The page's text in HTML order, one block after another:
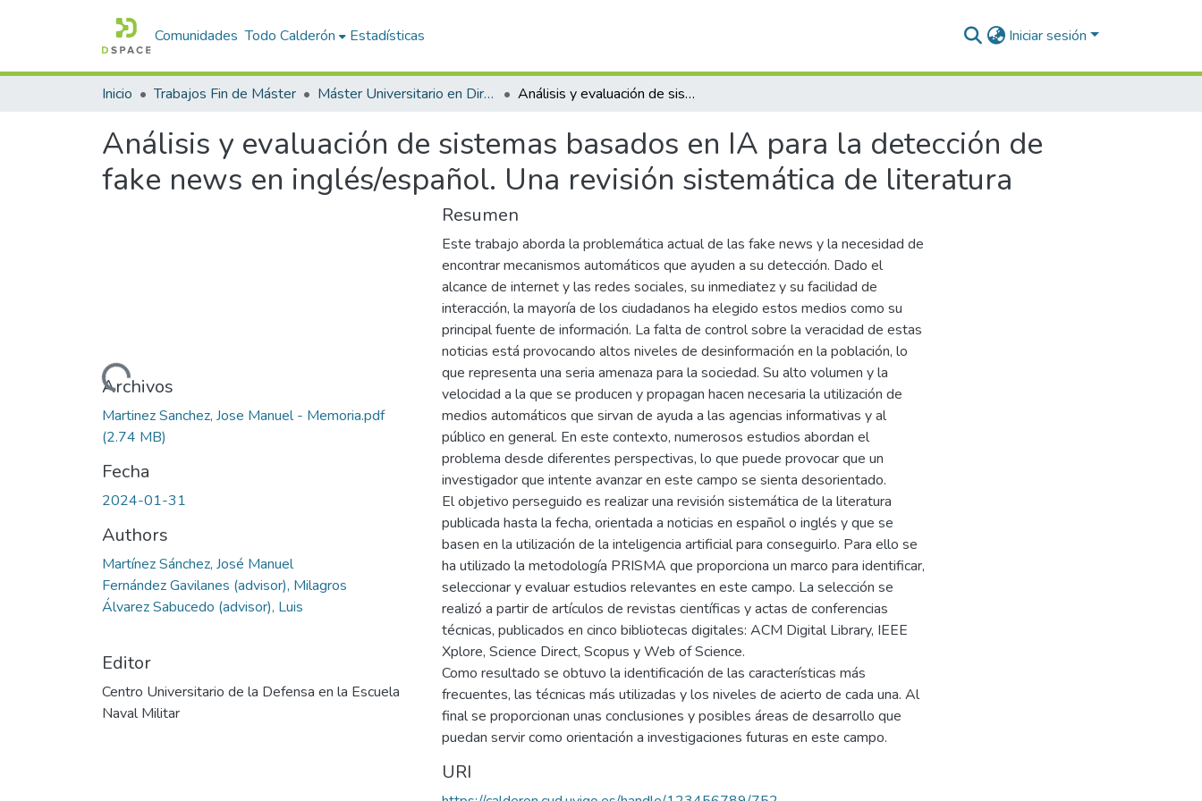
Comunidades Todo Calderón Estadísticas Iniciar sesión
Inicio Trabajos Fin de Máster Máster Universitario en Dirección TIC para la Defensa (MÁSTER DIRETIC). Curso 2023-24 Análisis y evaluación de sistemas basados en IA para la detección de fake news en inglés/español. Una revisión sistemática de literatura
Análisis y evaluación de sistemas basados en IA para la detección de
fake news en inglés/español. Una revisión sistemática de literatura
Cargando...
Archivos
Martinez Sanchez, Jose Manuel - Memoria.pdf
(2.74 MB)
Fecha
2024-01-31
Authors
Martínez Sánchez, José Manuel
Fernández Gavilanes (advisor), Milagros
Álvarez Sabucedo (advisor), Luis
Editor
Centro Universitario de la Defensa en la Escuela
Naval Militar
Resumen
Este trabajo aborda la problemática actual de las fake news y la necesidad de
encontrar mecanismos automáticos que ayuden a su detección. Dado el
alcance de internet y las redes sociales, su inmediatez y su facilidad de
interacción, la mayoría de los ciudadanos ha elegido estos medios como su
principal fuente de información. La falta de control sobre la veracidad de estas
noticias está provocando altos niveles de desinformación en la población, lo
que representa una seria amenaza para la sociedad. Su alto volumen y la
velocidad a la que se producen y propagan hacen necesaria la utilización de
medios automáticos que sirvan de ayuda a las agencias informativas y al
público en general. En este contexto, numerosos estudios abordan el
problema desde diferentes perspectivas, lo que puede provocar que un
investigador que intente avanzar en este campo se sienta desorientado.
El objetivo perseguido es realizar una revisión sistemática de la literatura
publicada hasta la fecha, orientada a noticias en español o inglés y que se
basen en la utilización de la inteligencia artificial para conseguirlo. Para ello se
ha utilizado la metodología PRISMA que proporciona un marco para identificar,
seleccionar y evaluar estudios relevantes en este campo. La selección se
realizó a partir de artículos de revistas científicas y actas de conferencias
técnicas, publicados en cinco bibliotecas digitales: ACM Digital Library, IEEE
Xplore, Science Direct, Scopus y Web of Science.
Como resultado se obtuvo la identificación de las características más
frecuentes, las técnicas más utilizadas y los niveles de acierto de cada una. Al
final se proporcionan unas conclusiones y posibles áreas de desarrollo que
puedan servir como orientación a investigaciones futuras en este campo.
URI